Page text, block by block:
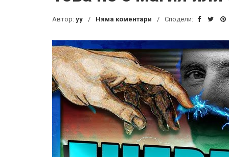
Автор: yy Няма коментари Сподели: